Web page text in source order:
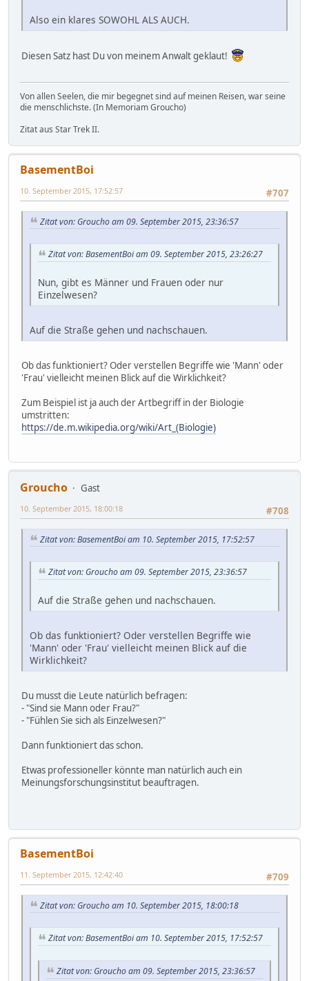
Also ein klares SOWOHL ALS AUCH.
Diesen Satz hast Du von meinem Anwalt geklaut!
Von allen Seelen, die mir begegnet sind auf meinen Reisen, war seine
die menschlichste. (In Memoriam Groucho)
Zitat aus Star Trek II.
BasementBoi
#707
10. September 2015, 17:52:57
Zitat von: Groucho am 09. September 2015, 23:36:57
Zitat von: BasementBoi am 09. September 2015, 23:26:27
Nun, gibt es Männer und Frauen oder nur
Einzelwesen?
Auf die Straße gehen und nachschauen.
Ob das funktioniert? Oder verstellen Begriffe wie 'Mann' oder
'Frau' vielleicht meinen Blick auf die Wirklichkeit?
Zum Beispiel ist ja auch der Artbegriff in der Biologie
umstritten:
https://de.m.wikipedia.org/wiki/Art_(Biologie)
Groucho
Gast
#708
10. September 2015, 18:00:18
Zitat von: BasementBoi am 10. September 2015, 17:52:57
Zitat von: Groucho am 09. September 2015, 23:36:57
Auf die Straße gehen und nachschauen.
Ob das funktioniert? Oder verstellen Begriffe wie
'Mann' oder 'Frau' vielleicht meinen Blick auf die
Wirklichkeit?
Du musst die Leute natürlich befragen:
- "Sind sie Mann oder Frau?"
- "Fühlen Sie sich als Einzelwesen?"
Dann funktioniert das schon.
Etwas professioneller könnte man natürlich auch ein
Meinungsforschungsinstitut beauftragen.
BasementBoi
#709
11. September 2015, 12:42:40
Zitat von: Groucho am 10. September 2015, 18:00:18
Zitat von: BasementBoi am 10. September 2015, 17:52:57
Zitat von: Groucho am 09. September 2015, 23:36:57